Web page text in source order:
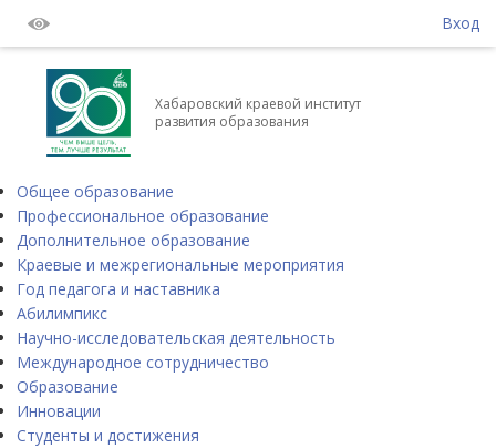
Вход
Хабаровский краевой институт
развития образования
Общее образование
Профессиональное образование
Дополнительное образование
Краевые и межрегиональные мероприятия
Год педагога и наставника
Абилимпикс
Научно-исследовательская деятельность
Международное сотрудничество
Образование
Инновации
Студенты и достижения